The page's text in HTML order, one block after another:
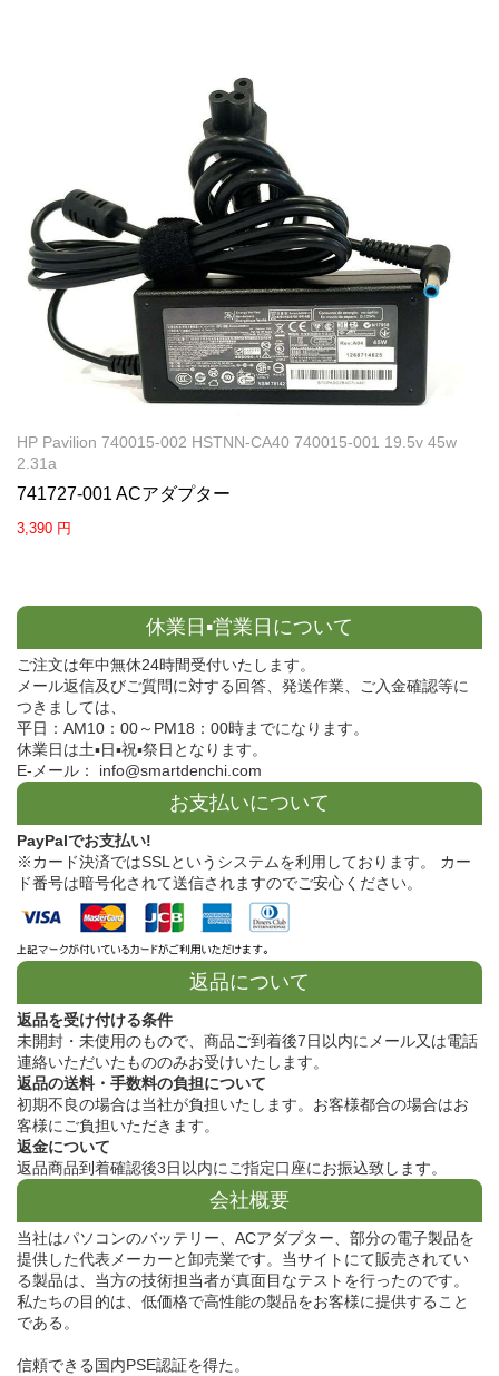
HP Pavilion 740015-002 HSTNN-CA40 740015-001 19.5v 45w
2.31a
741727-001 ACアダプター
3,390 円
休業日▪営業日について
ご注文は年中無休24時間受付いたします。
メール返信及びご質問に対する回答、発送作業、ご入金確認等に
つきましては、
平日：AM10：00～PM18：00時までになります。
休業日は土▪日▪祝▪祭日となります。
E-メール： info@smartdenchi.com
お支払いについて
PayPalでお支払い!
※カード決済ではSSLというシステムを利用しております。 カー
ド番号は暗号化されて送信されますのでご安心ください。
返品について
返品を受け付ける条件
未開封・未使用のもので、商品ご到着後7日以内にメール又は電話
連絡いただいたもののみお受けいたします。
返品の送料・手数料の負担について
初期不良の場合は当社が負担いたします。お客様都合の場合はお
客様にご負担いただきます。
返金について
返品商品到着確認後3日以内にご指定口座にお振込致します。
会社概要
当社はパソコンのバッテリー、ACアダプター、部分の電子製品を
提供した代表メーカーと卸売業です。当サイトにて販売されてい
る製品は、当方の技術担当者が真面目なテストを行ったのです。
私たちの目的は、低価格で高性能の製品をお客様に提供すること
である。
信頼できる国内PSE認証を得た。